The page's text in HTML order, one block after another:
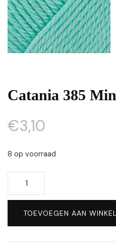
Catania 385
€3,10
8 op voorraad
aantalTOEVOEGEN AAN